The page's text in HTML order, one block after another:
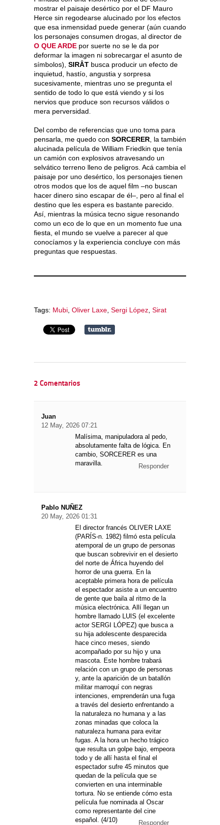
mostrar el paisaje desértico por el DF Mauro
Herce sin regodearse alucinado por los efectos
que esa inmensidad puede generar (aún cuando
los personajes consumen drogas, al director de
O QUE ARDE por suerte no se le da por
deformar la imagen ni sobrecargar el asunto de
símbolos), SIRÂT busca producir un efecto de
inquietud, hastío, angustia y sorpresa
sucesivamente, mientras uno se pregunta el
sentido de todo lo que está viendo y si los
nervios que produce son recursos válidos o
mera perversidad.
Del combo de referencias que uno toma para
pensarla, me quedo con SORCERER , la también
alucinada película de William Friedkin que tenía
un camión con explosivos atravesando un
selvático terreno lleno de peligros. Acá cambia el
paisaje por uno desértico, los personajes tienen
otros modos que los de aquel film –no buscan
hacer dinero sino escapar de él–, pero al final el
destino que les espera es bastante parecido.
Así, mientras la música tecno sigue resonando
como un eco de lo que en un momento fue una
fiesta, el mundo se vuelve a parecer al que
conocíamos y la experiencia concluye con más
preguntas que respuestas.
Tags: Mubi Oliver Laxe Sergi López Sirat
2 Comentarios
Juan
12 May, 2026 07:21
Malísima, manipuladora al pedo,
absolutamente falta de lógica. En
cambio, SORCERER es una
maravilla.
Responder
Pablo NUÑEZ
20 May, 2026 01:31
El director francés OLIVER LAXE
(PARÍS-n. 1982) filmó esta película
atemporal de un grupo de personas
que buscan sobrevivir en el desierto
del norte de África huyendo del
horror de una guerra. En la
aceptable primera hora de película
el espectador asiste a un encuentro
de gente que baila al ritmo de la
música electrónica. Allí llegan un
hombre llamado LUIS (el excelente
actor SERGI LÓPEZ) que busca a
su hija adolescente desparecida
hace cinco meses, siendo
acompañado por su hijo y una
mascota. Este hombre trabará
relación con un grupo de personas
y, ante la aparición de un batallón
militar marroquí con negras
intenciones, emprenderán una fuga
a través del desierto enfrentando a
la naturaleza no humana y a las
zonas minadas que coloca la
naturaleza humana para evitar
fugas. A la hora un hecho trágico
que resulta un golpe bajo, empeora
todo y de allí hasta el final el
espectador sufre 45 minutos que
quedan de la película que se
convierten en una interminable
tortura. No se entiende cómo esta
película fue nominada al Oscar
como representante del cine
español. (4/10)
Responder